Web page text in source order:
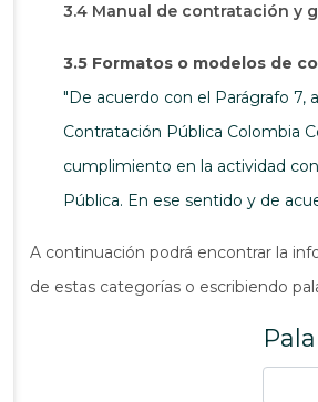
3.4 Manual de contratación y
3.5 Formatos o modelos de
"De acuerdo con el Parágrafo 7,
Contratación Pública Colombia
cumplimiento en la actividad
Pública. En ese sentido y de
A continuación podrá encontrar la
de estas categorías o escribiendo